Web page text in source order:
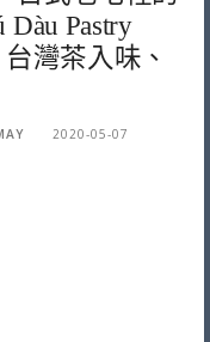
Pastry
灣茶入味、
2020-05-07